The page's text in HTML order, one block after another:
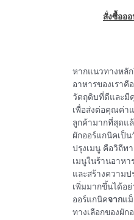
สั่งซื้ออ
หากแนวทางหลั
อาหารของเราคื
วัตถุดิบที่ดีและมี
เพื่อส่งต่อคุณค่า
ลูกค้ามากที่สุดแล้
ผักออร์แกนิคเป็
ปรุงเมนู คือวิถีท
เมนูในร้านอาห
และสร้างความ
เพิ่มมากขึ้นได้อ
ออร์แกนิคจากแม็
ทางเลือกของผั